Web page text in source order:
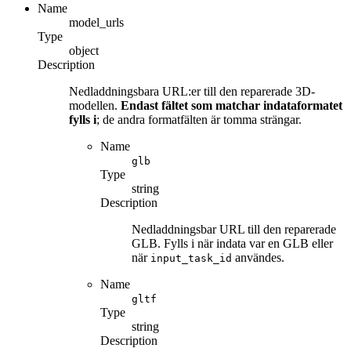
Name
model_urls
Type
object
Description
Nedladdningsbara URL:er till den reparerade 3D-
modellen. Endast fältet som matchar indataformatet
fylls i; de andra formatfälten är tomma strängar.
Name
glb
Type
string
Description
Nedladdningsbar URL till den reparerade
GLB. Fylls i när indata var en GLB eller
när input_task_id användes.
Name
gltf
Type
string
Description